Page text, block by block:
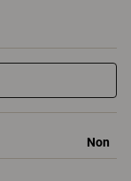
Non